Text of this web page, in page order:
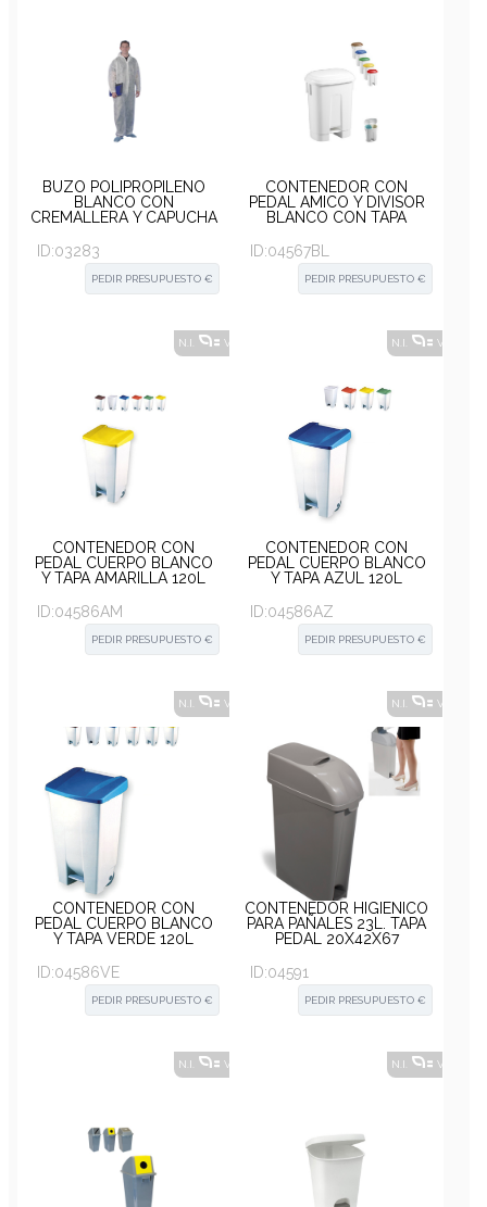
BUZO POLIPROPILENO
BLANCO CON
CREMALLERA Y CAPUCHA
ID:03283
PEDIR PRESUPUESTO €
CONTENEDOR CON
PEDAL AMICO Y DIVISOR
BLANCO CON TAPA
ID:04567BL
PEDIR PRESUPUESTO €
N.I. VER ALTERNATIVAS
CONTENEDOR CON
PEDAL CUERPO BLANCO
Y TAPA AMARILLA 120L
ID:04586AM
PEDIR PRESUPUESTO €
N.I. VER
CONTENEDOR CON
PEDAL CUERPO BLANCO
Y TAPA AZUL 120L
ID:04586AZ
PEDIR PRESUPUESTO €
N.I. VER ALTERNATIVAS
CONTENEDOR CON
PEDAL CUERPO BLANCO
Y TAPA VERDE 120L
ID:04586VE
PEDIR PRESUPUESTO €
N.I. VER
CONTENEDOR HIGIÉNICO
PARA PAÑALES 23L. TAPA
PEDAL 20X42X67
ID:04591
PEDIR PRESUPUESTO €
N.I. VER ALTERNATIVAS N.I. VER